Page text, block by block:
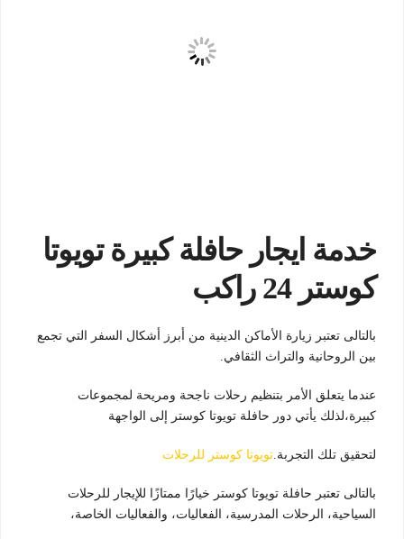
خدمة ايجار حافلة كبيرة تويوتا
كوستر 24 راكب
بالتالى تعتبر زيارة الأماكن الدينية من أبرز أشكال السفر التي تجمع
بين الروحانية والتراث الثقافي.
عندما يتعلق الأمر بتنظيم رحلات ناجحة ومريحة لمجموعات
كبيرة،لذلك يأتي دور حافلة تويوتا كوستر إلى الواجهة
لتحقيق تلك التجربة.تويوتا كوستر للرحلات
بالتالى تعتبر حافلة تويوتا كوستر خيارًا ممتازًا للإيجار للرحلات
السياحية، الرحلات المدرسية، الفعاليات، والفعاليات الخاصة،